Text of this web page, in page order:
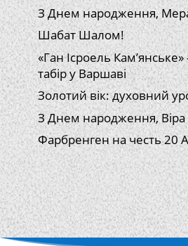
З Днем народження,
Шабат Шалом!
«Ган Ісроель
табір у Варшаві
Золотий вік: духовний
З Днем народження, Віра
Фарбренген на честь 20